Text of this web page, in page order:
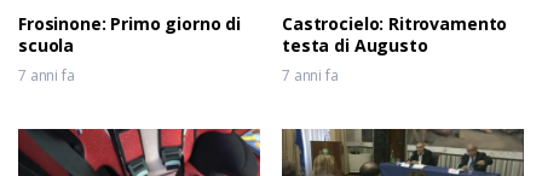
Frosinone: Primo giorno di
scuola
7 anni fa
Castrocielo: Ritrovamento
testa di Augusto
7 anni fa